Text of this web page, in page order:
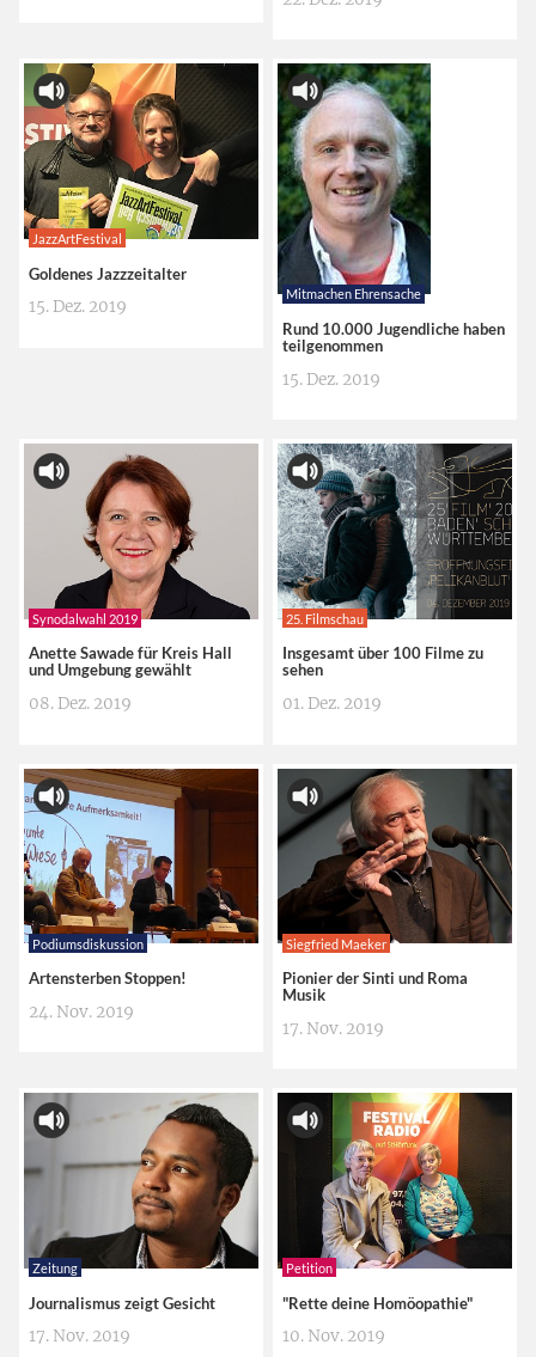
JazzArtFestival
Goldenes Jazzzeitalter
15. Dez. 2019
Mitmachen Ehrensache
Rund 10.000 Jugendliche haben
teilgenommen
15. Dez. 2019
Synodalwahl 2019
Anette Sawade für Kreis Hall
und Umgebung gewählt
08. Dez. 2019
25. Filmschau
Insgesamt über 100 Filme zu
sehen
01. Dez. 2019
Podiumsdiskussion
Artensterben Stoppen!
24. Nov. 2019
Siegfried Maeker
Pionier der Sinti und Roma
Musik
17. Nov. 2019
Zeitung
Journalismus zeigt Gesicht
17. Nov. 2019
Petition
"Rette deine Homöopathie"
10. Nov. 2019